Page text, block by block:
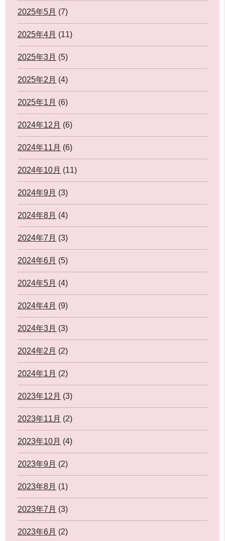
2025年5月 (7)
2025年4月 (11)
2025年3月 (5)
2025年2月 (4)
2025年1月 (6)
2024年12月 (6)
2024年11月 (6)
2024年10月 (11)
2024年9月 (3)
2024年8月 (4)
2024年7月 (3)
2024年6月 (5)
2024年5月 (4)
2024年4月 (9)
2024年3月 (3)
2024年2月 (2)
2024年1月 (2)
2023年12月 (3)
2023年11月 (2)
2023年10月 (4)
2023年9月 (2)
2023年8月 (1)
2023年7月 (3)
2023年6月 (2)